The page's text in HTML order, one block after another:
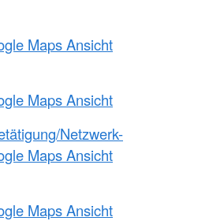
Maps Ansicht
Maps Ansicht
Netzwerk-
Maps Ansicht
Maps Ansicht